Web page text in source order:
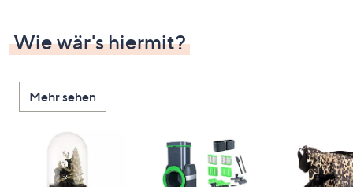
Wie wär's hiermit?
Mehr sehen